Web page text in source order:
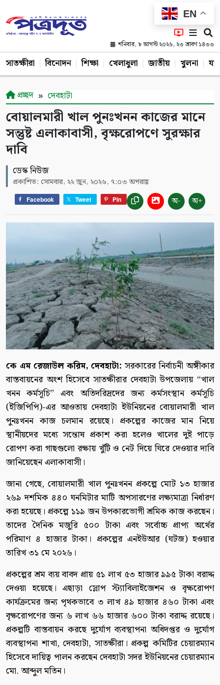
EN
শনিবার, ৮ আগস্ট ২০২৬, ২৩ শ্রাবণ ১৪৩৩
সাতক্ষীরা বিনোদন শিক্ষা খেলাধুলা জাতীয় খুলনা
প্রচ্ছদ দেবহাটা
বোয়ালমারী খাল পুনঃখনন কাজের মানে
সন্তুষ্ট এলাকাবাসী, বৃক্ষরোপণে সুরক্ষার
দাবি
ডেস্ক নিউজ
প্রকাশিত: সোমবার, ২২ জুন, ২০২৬, ৭:০৩ অপরাহ্ণ
Facebook Tweet Pin অ- অ+
কে এম রেজাউল করিম, দেবহাটা: সরকারের নির্বাচনী অঙ্গীকার
বাস্তবায়নের অংশ হিসেবে সাতক্ষীরার দেবহাটা উপজেলায় “খাল
খনন কর্মসূচি” এবং অতিদরিদ্রদের জন্য কর্মসংস্থান কর্মসূচি
(ইজিপিপি)-এর আওতায় দেবহাটা ইউনিয়নের বোয়ালমারী খাল
পুনঃখনন কাজ চলমান রয়েছে। প্রকল্পের কাজের মান নিয়ে
স্থানীয়দের মধ্যে সন্তোষ প্রকাশ করা হলেও খালের দুই পাড়ে
রোপণ করা গাছগুলো রক্ষায় খুঁটি ও নেট দিয়ে ঘিরে দেওয়ার দাবি
জানিয়েছেন এলাকাবাসী।
জানা গেছে, বোয়ালমারী খাল পুনঃখনন প্রকল্পে মোট ১৩ হাজার
২৬৯ দশমিক ৪৪০ ঘনমিটার মাটি অপসারণের লক্ষ্যমাত্রা নির্ধারণ
করা হয়েছে। প্রকল্পে ১১৯ জন উপকারভোগী শ্রমিক কাজ করছেন।
তাদের দৈনিক মজুরি ৫০০ টাকা এবং সর্বোচ্চ প্রাপ্য অর্থের
পরিমাণ ৪ হাজার টাকা। প্রকল্পের এনইউআর (ঘটজ) হওয়ার
তারিখ ৩১ মে ২০২৬।
প্রকল্পের শ্রম ব্যয় বাবদ প্রায় ৫১ লাখ ৫৩ হাজার ৯৯৫ টাকা বরাদ্দ
দেওয়া হয়েছে। এছাড়া স্লোপ স্ট্যাবিলাইজেশন ও বৃক্ষরোপণ
কার্যক্রমের জন্য পৃথকভাবে ৩ লাখ ৪৯ হাজার ৪৬০ টাকা এবং
বৃক্ষরোপণের জন্য ৬ লাখ ৬৬ হাজার ৬০০ টাকা বরাদ্দ রয়েছে।
প্রকল্পটি বাস্তবায়ন করছে দুর্যোগ ব্যবস্থাপনা অধিদপ্তর ও দুর্যোগ
ব্যবস্থাপনা শাখা, দেবহাটা, সাতক্ষীরা। প্রকল্প কমিটির চেয়ারম্যান
হিসেবে দায়িত্ব পালন করছেন দেবহাটা সদর ইউনিয়নের চেয়ারম্যান
মো. আব্দুল মতিন।